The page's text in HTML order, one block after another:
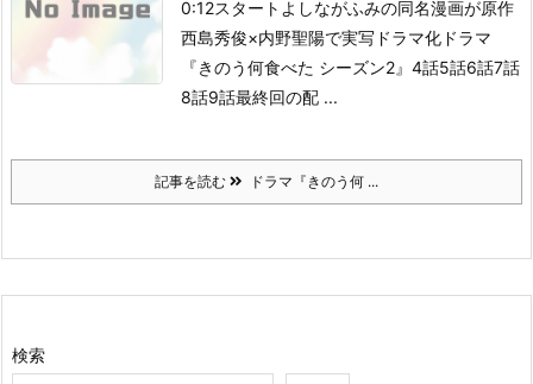
0:12スタート よしながふみの同名漫画が原作
西島秀俊×内野聖陽で実写ドラマ化 ドラマ
『きのう何食べた シーズン2』4話5話6話7話
8話9話最終回の配 ...
記事を読む ドラマ『きのう何 ...
検索